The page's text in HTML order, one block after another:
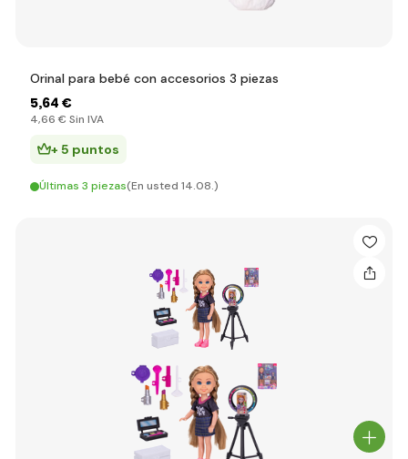
Orinal para bebé con accesorios 3 piezas
5,64 €
4,66 € Sin IVA
+ 5 puntos
Últimas 3 piezas(En usted 14.08.)